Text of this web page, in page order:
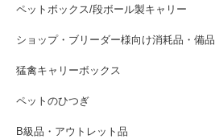
ペットボックス/段ボール製キャリー
ショップ・ブリーダー様向け消耗品・備品
猛禽キャリーボックス
ペットのひつぎ
B級品・アウトレット品